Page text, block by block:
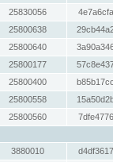
25830056
25800638
25800640
25800177
25800400
25800558
25800560
3880010